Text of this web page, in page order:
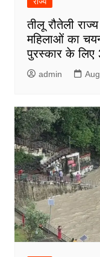
तीलू रौतेली
महिलाओं का
पुरस्कार के लिए
admin